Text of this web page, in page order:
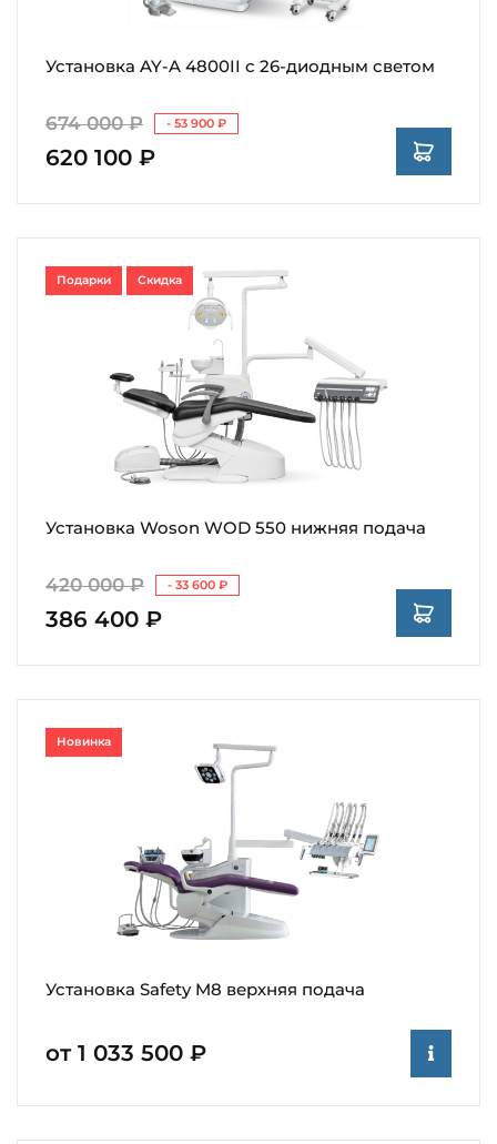
Установка AY-A 4800II с 26-диодным светом
674 000 ₽ - 53 900 ₽
620 100 ₽
Установка Woson WOD 550 нижняя подача
420 000 ₽ - 33 600 ₽
386 400 ₽
Подарки Скидка
Установка Safety M8 верхняя подача
от 1 033 500 ₽
Новинка